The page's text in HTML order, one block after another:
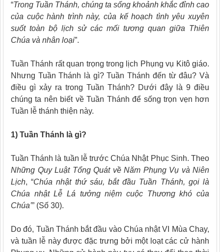
“Trong Tuần Thánh, chúng ta sống khoảnh khắc đỉnh cao
của cuộc hành trình này, của kế hoạch tình yêu xuyên
suốt toàn bộ lịch sử các mối tương quan giữa Thiên
Chúa và nhân loại”.
Tuần Thánh rất quan trọng trong lịch Phụng vụ Kitô giáo.
Nhưng Tuần Thánh là gì? Tuần Thánh đến từ đâu? Và
điều gì xảy ra trong Tuần Thánh? Dưới đây là 9 điều
chúng ta nên biết về Tuần Thánh để sống trọn vẹn hơn
Tuần lễ thánh thiện này.
1) Tuần Thánh là gì?
Tuần Thánh là tuần lễ trước Chúa Nhật Phục Sinh. Theo
Những Quy Luật Tổng Quát về Năm Phụng Vụ và Niên
Lịch, “Chúa nhật thứ sáu, bắt đầu Tuần Thánh, gọi là
Chúa nhật Lễ Lá tưởng niệm cuộc Thương khó của
Chúa’” (Số 30).
Do đó, Tuần Thánh bắt đầu vào Chúa nhật VI Mùa Chay,
và tuần lễ này được đặc trưng bởi một loạt các cử hành